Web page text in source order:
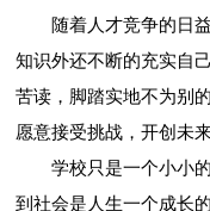
随着人才竞争的日
知识外还不断的充实自
苦读，脚踏实地不为别
愿意接受挑战，开创未来
学校只是一个小小
到社会是人生一个成长